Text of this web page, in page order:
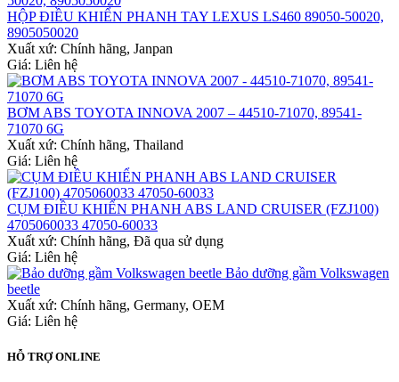
HỘP ĐIỀU KHIỂN PHANH TAY LEXUS LS460 89050-50020,
8905050020
Xuất xứ: Chính hãng, Janpan
Giá: Liên hệ
BƠM ABS TOYOTA INNOVA 2007 – 44510-71070, 89541-
71070 6G
Xuất xứ: Chính hãng, Thailand
Giá: Liên hệ
CỤM ĐIỀU KHIỂN PHANH ABS LAND CRUISER (FZJ100)
4705060033 47050-60033
Xuất xứ: Chính hãng, Đã qua sử dụng
Giá: Liên hệ
Bảo dưỡng gầm Volkswagen
beetle
Xuất xứ: Chính hãng, Germany, OEM
Giá: Liên hệ
HỖ TRỢ ONLINE